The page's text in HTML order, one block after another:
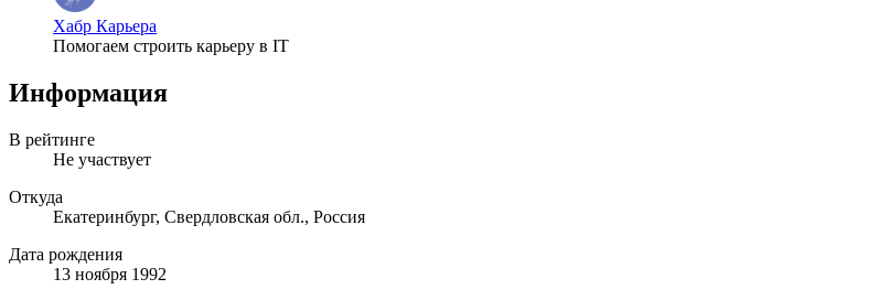
Хабр Карьера
Помогаем строить карьеру в IT
Информация
В рейтинге
Не участвует
Откуда
Екатеринбург, Свердловская обл., Россия
Дата рождения
13 ноября 1992